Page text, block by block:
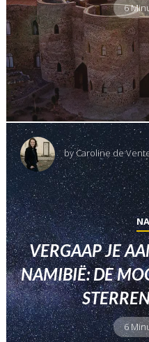
6
byCaroline de
VERGAAP JE
NAMIBIË: DE
6